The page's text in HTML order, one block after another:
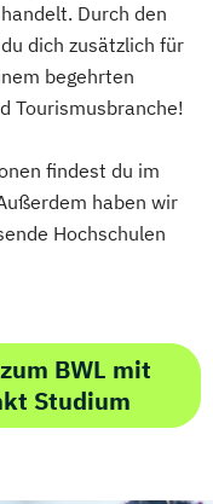
Durch den
dich zusätzlich für
begehrten
Tourismusbranche!
findest du im
haben wir
Hochschulen
BWL mit
Studium